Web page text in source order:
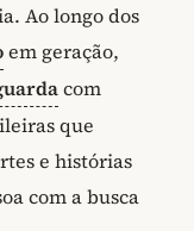
Ao longo dos
em geração,
com
que
e histórias
com a busca